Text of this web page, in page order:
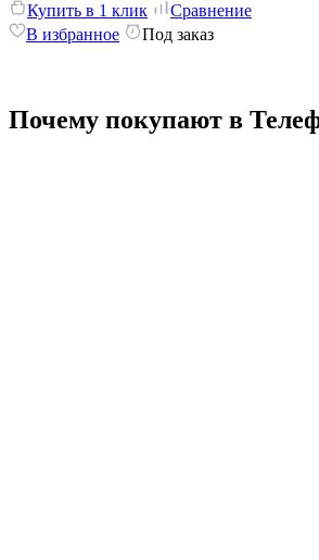
Купить в 1 клик
Сравнение
В избранное
Под заказ
Почему покупают в